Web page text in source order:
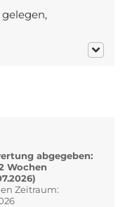
abgegeben:
Wochen
Zeitraum: